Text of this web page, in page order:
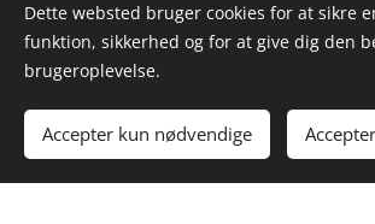
Indsend
Dette websted bruger cookies for at sikre
funktion, sikkerhed og for at give dig den
brugeroplevelse.
Accepter kun nødvendige